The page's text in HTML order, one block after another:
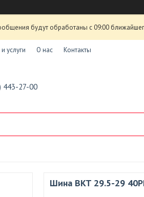
будут обработаны с 09:00
услуги О нас Контакты
443-27-00
Шина BKT 29.5-29